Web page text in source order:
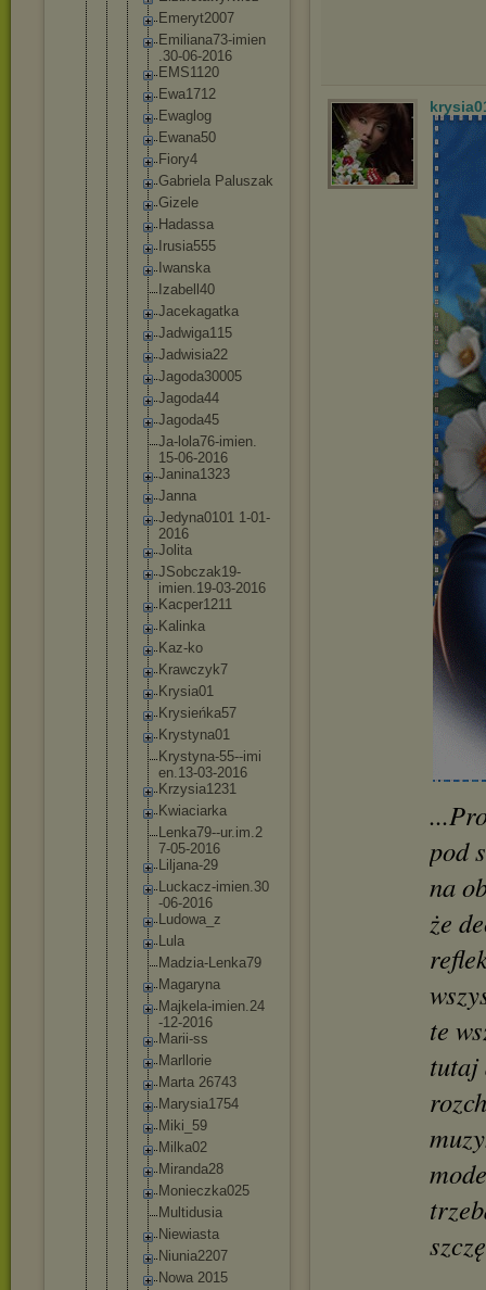
Emeryt2007
Emiliana73-imien
.30-06-2016
EMS1120
Ewa1712
Ewaglog
Ewana50
Fiory4
Gabriela Paluszak
Gizele
Hadassa
Irusia555
Iwanska
Izabell40
Jacekagatka
Jadwiga115
Jadwisia22
Jagoda30005
Jagoda44
Jagoda45
Ja-lola76-imien.
15-06-2016
Janina1323
Janna
Jedyna0101 1-01-
2016
Jolita
JSobczak19-
imien.19-03-2016
Kacper1211
Kalinka
Kaz-ko
Krawczyk7
Krysia01
Krysieńka57
Krystyna01
Krystyna-55--imi
en.13-03-2016
Krzysia1231
Kwiaciarka
Lenka79--ur.im.2
7-05-2016
Liljana-29
Luckacz-imien.30
-06-2016
Ludowa_z
Lula
Madzia-Lenka79
Magaryna
Majkela-imien.24
-12-2016
Marii-ss
Marllorie
Marta 26743
Marysia1754
Miki_59
Milka02
Miranda28
Monieczka025
Multidusia
Niewiasta
Niunia2207
Nowa 2015
pod
na
że
te
tutaj